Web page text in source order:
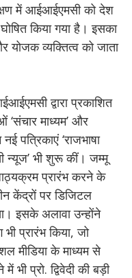
में आईआईएमसी को देश
किया गया है। इसका
योजक व्यक्तित्व को जाता
द्वारा प्रकाशित
‘संचार माध्यम’ और
पत्रिकाएं ‘राजभाषा
न्यूज’ भी शुरू कीं। जम्मू
प्रारंभ करने के
केंद्रों पर डिजिटल
इसके अलावा उन्होंने
प्रारंभ किया, जो
मीडिया के माध्यम से
प्रो. द्विवेदी की बड़ी